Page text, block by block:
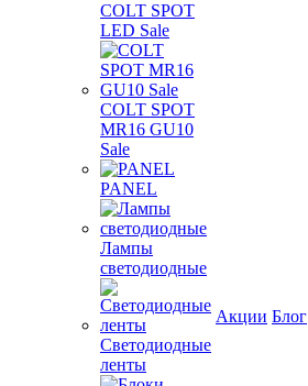
COLT SPOT
LED Sale
COLT SPOT
MR16 GU10
Sale
PANEL
Лампы
светодиодные
Светодиодные
ленты
Акции Блог